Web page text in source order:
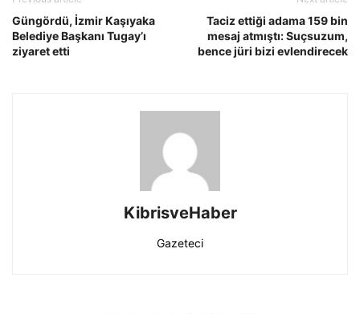
Güngördü, İzmir Kaşıyaka
Belediye Başkanı Tugay’ı
ziyaret etti
Taciz ettiği adama 159 bin
mesaj atmıştı: Suçsuzum,
bence jüri bizi evlendirecek
KibrisveHaber
Gazeteci